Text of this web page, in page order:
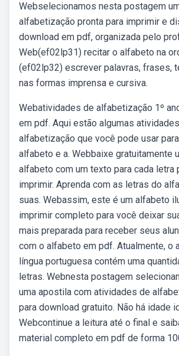
Webselecionamos nesta postagem
alfabetização pronta para imprimir e
download em pdf, organizada pelo
Web(ef02lp31) recitar o alfabeto na
(ef02lp32) escrever palavras, frases,
nas formas imprensa e cursiva.
Webatividades de alfabetização 1º
em pdf. Aqui estão algumas
alfabetização que você pode usar
alfabeto e a. Webbaixe gratuitamente
alfabeto com um texto para cada letra
imprimir. Aprenda com as letras do
suas. Webassim, este é um alfabeto
imprimir completo para você deixar
mais preparada para receber seus
com o alfabeto em pdf. Atualmente, o
língua portuguesa contém uma
letras. Webnesta postagem
uma apostila com atividades de
para download gratuito. Não há idade
Webcontinue a leitura até o final e
material completo em pdf de forma